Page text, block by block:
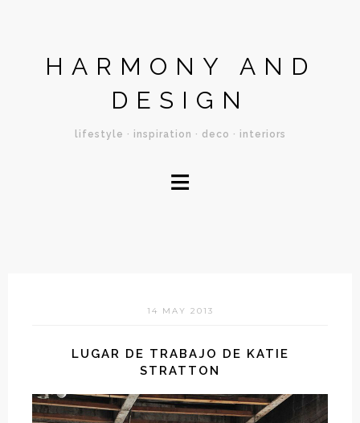
HARMONY AND
DESIGN
lifestyle · inspiration · deco · interiors
≡
14 MAY 2013
LUGAR DE TRABAJO DE KATIE
STRATTON